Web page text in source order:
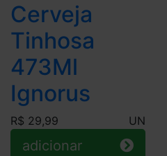
Cerveja
Tinhosa
473Ml
Ignorus
R$ 29,99 UN
adicionar